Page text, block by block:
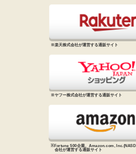
※楽天株式会社が運営する通販サイト
※ヤフー株式会社が運営する通販サイト
※Fortune 500企業、Amazon.com, Inc.
会社が運営する通販サイト